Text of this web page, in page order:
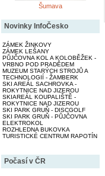
Šumava
Novinky InfoČesko
ZÁMEK ŽINKOVY
ZÁMEK LEŠANY
PŮJČOVNA KOL A KOLOBĚŽEK -
VRBNO POD PRADĚDEM
MUZEUM STARÝCH STROJŮ A
TECHNOLOGIÍ - ŽAMBERK
SKI AREÁL SACHROVKA -
ROKYTNICE NAD JIZEROU
SKIAREÁL KOUPALIŠTĚ -
ROKYTNICE NAD JIZEROU
SKI PARK GRUŇ - DISCGOLF
SKI PARK GRUŇ - PŮJČOVNA
ELEKTROKOL
ROZHLEDNA BUKOVKA
TURISTICKÉ CENTRUM RAPOTÍN
Počasí v ČR